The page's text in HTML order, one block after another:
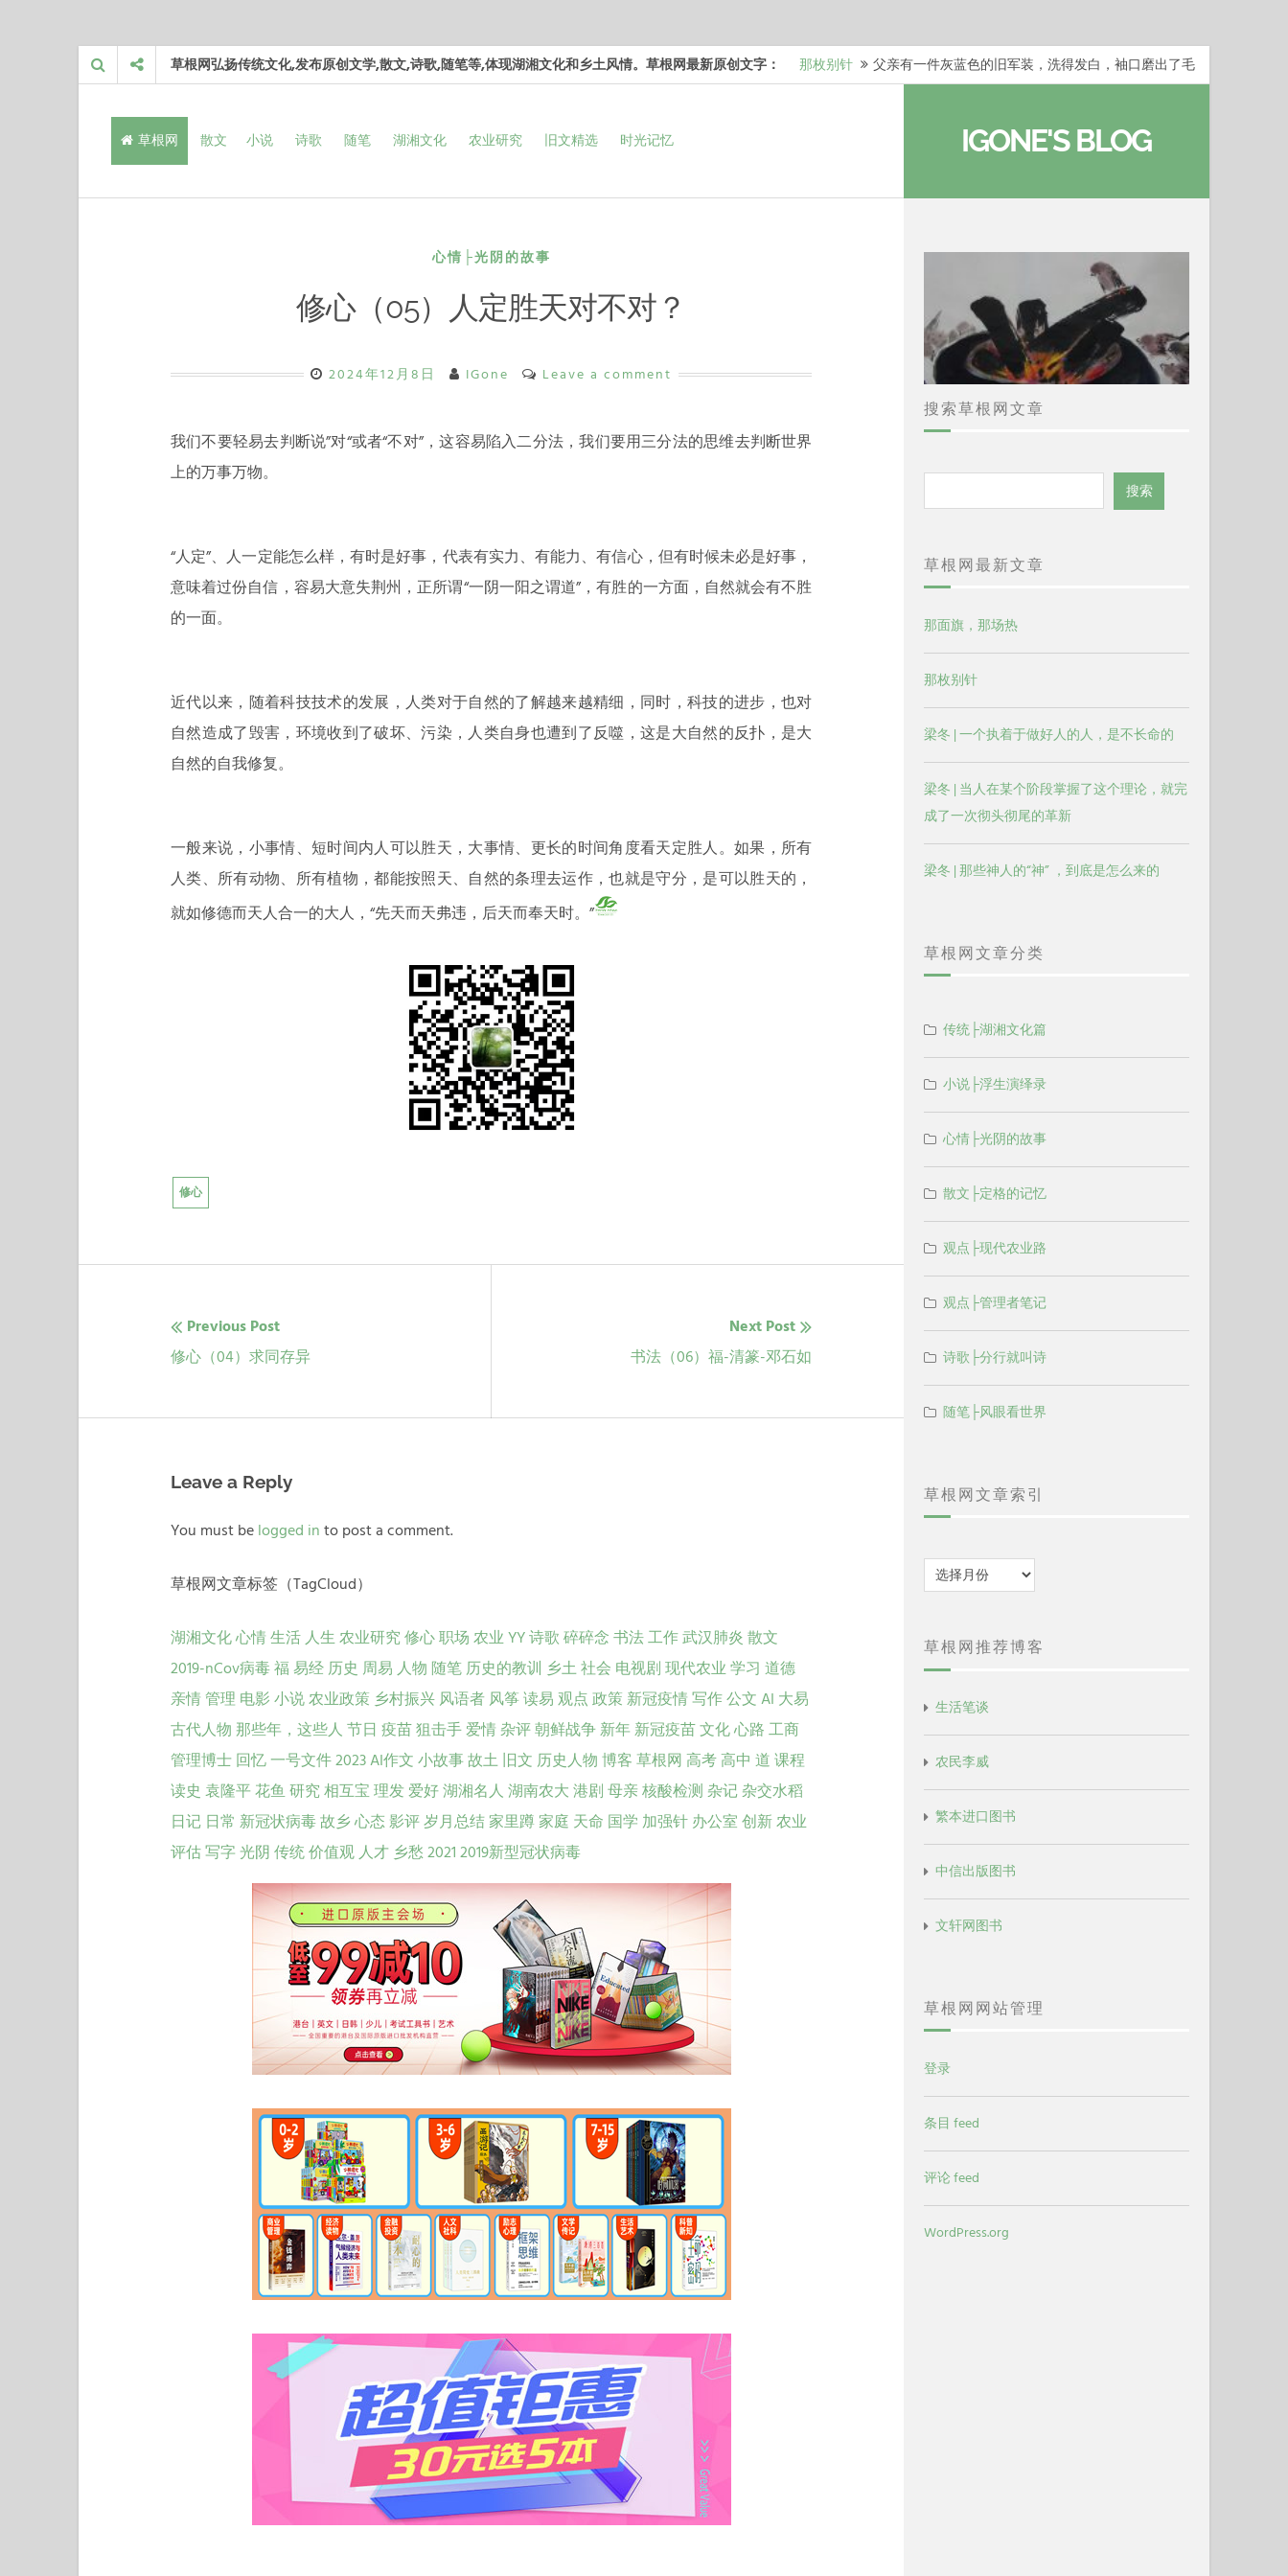
Skip
to
content
草根网弘扬传统文化,发布原创文学,散文,诗歌,随笔等,体现湖湘文化和乡土风情。草根网最新原创文字： 那枚别针
父亲有一件灰蓝色的旧军装，洗得发白，袖口磨出了毛
梁冬：有一些人在某个阶段掌握了第一性原理，完成了一
IGONE'S BLOG
草根网 散文 小说 诗歌 随笔 湖湘文化 农业研究 旧文精选 时光记忆
心情├光阴的故事
修心（05）人定胜天对不对？
2024年12月8日 IGone Leave a comment
我们不要轻易去判断说”对“或者“不对”，这容易陷入二分法，我们要用三分法的思维去判断世界
上的万事万物。
“人定”、人一定能怎么样，有时是好事，代表有实力、有能力、有信心，但有时候未必是好事，
意味着过份自信，容易大意失荆州，正所谓“一阴一阳之谓道”，有胜的一方面，自然就会有不胜
的一面。
近代以来，随着科技技术的发展，人类对于自然的了解越来越精细，同时，科技的进步，也对
自然造成了毁害，环境收到了破坏、污染，人类自身也遭到了反噬，这是大自然的反扑，是大
自然的自我修复。
一般来说，小事情、短时间内人可以胜天，大事情、更长的时间角度看天定胜人。如果，所有
人类、所有动物、所有植物，都能按照天、自然的条理去运作，也就是守分，是可以胜天的，
就如修德而天人合一的大人，“先天而天弗违，后天而奉天时。”
修心
文
导
航
Previous Post
Previous
修心（04）求同存异
Next Post
Next
书法（06）福-清篆-邓石如
Leave a Reply
You must belogged into post a comment.
草根网文章标签（TagCloud）
湖湘文化心情生活人生农业研究修心职场农业YY诗歌碎碎念书法工作武汉肺炎散文
2019-nCov病毒福易经历史 周易人物随笔历史的教训 乡土社会 电视剧现代农业学习 道德
亲情管理电影小说农业政策乡村振兴风语者风筝读易观点政策新冠疫情写作公文AI 大易
古代人物 那些年，这些人节日 疫苗狙击手爱情杂评朝鲜战争新年新冠疫苗文化心路工商
管理博士回忆一号文件2023AI作文小故事故土旧文 历史人物博客草根网高考高中 道课程
读史袁隆平花鱼研究相互宝理发爱好湖湘名人湖南农大港剧母亲核酸检测杂记杂交水稻
日记 日常 新冠状病毒故乡心态影评岁月总结家里蹲家庭 天命 国学 加强针办公室创新农业
评估写字光阴传统价值观人才乡愁20212019新型冠状病毒
搜索草根网文章
索
搜索
草根网最新文章
那面旗，那场热
那枚别针
梁冬 | 一个执着于做好人的人，是不长命的
梁冬 | 当人在某个阶段掌握了这个理论，就完
成了一次彻头彻尾的革新
梁冬 | 那些神人的“神” ，到底是怎么来的
草根网文章分类
传统├湖湘文化篇
小说├浮生演绎录
心情├光阴的故事
散文├定格的记忆
观点├现代农业路
观点├管理者笔记
诗歌├分行就叫诗
随笔├风眼看世界
草根网文章索引
归
档
草根网推荐博客
生活笔谈
农民李威
繁本进口图书
中信出版图书
文轩网图书
草根网网站管理
登录
条目 feed
评论 feed
WordPress.org